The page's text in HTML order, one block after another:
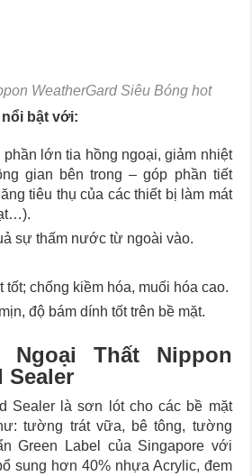
WeatherGard Siêu Bóng hot
bật với:
phần lớn tia hồng ngoại, giảm nhiệt
gian bên trong – góp phần tiết
tiêu thụ của các thiết bị làm mát
sự thấm nước từ ngoài vào.
tốt; chống kiềm hóa, muối hóa cao.
độ bám dính tốt trên bề mặt.
Thất Nippon
Sealer
Sealer là sơn lót cho các bề mặt
tường trát vữa, bê tông, tường
Green Label của Singapore với
sung hơn 40% nhựa Acrylic, đem